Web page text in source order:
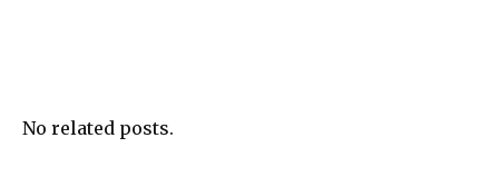
No related posts.